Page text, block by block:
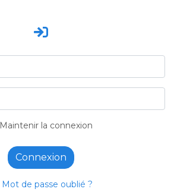
Maintenir la connexion
Connexion
Mot de passe oublié ?